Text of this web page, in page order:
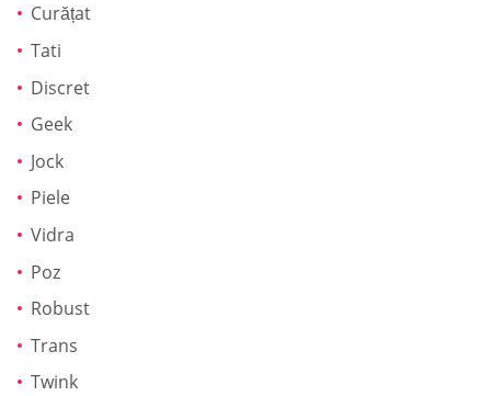
Curățat
Tati
Discret
Geek
Jock
Piele
Vidra
Poz
Robust
Trans
Twink